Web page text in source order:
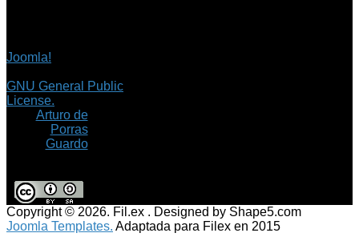
Joomla!
GNU General Public
License.
Arturo de
Porras
Guardo
Copyright © 2026. Fil.ex . Designed by Shape5.com
Joomla Templates. Adaptada para Filex en 2015